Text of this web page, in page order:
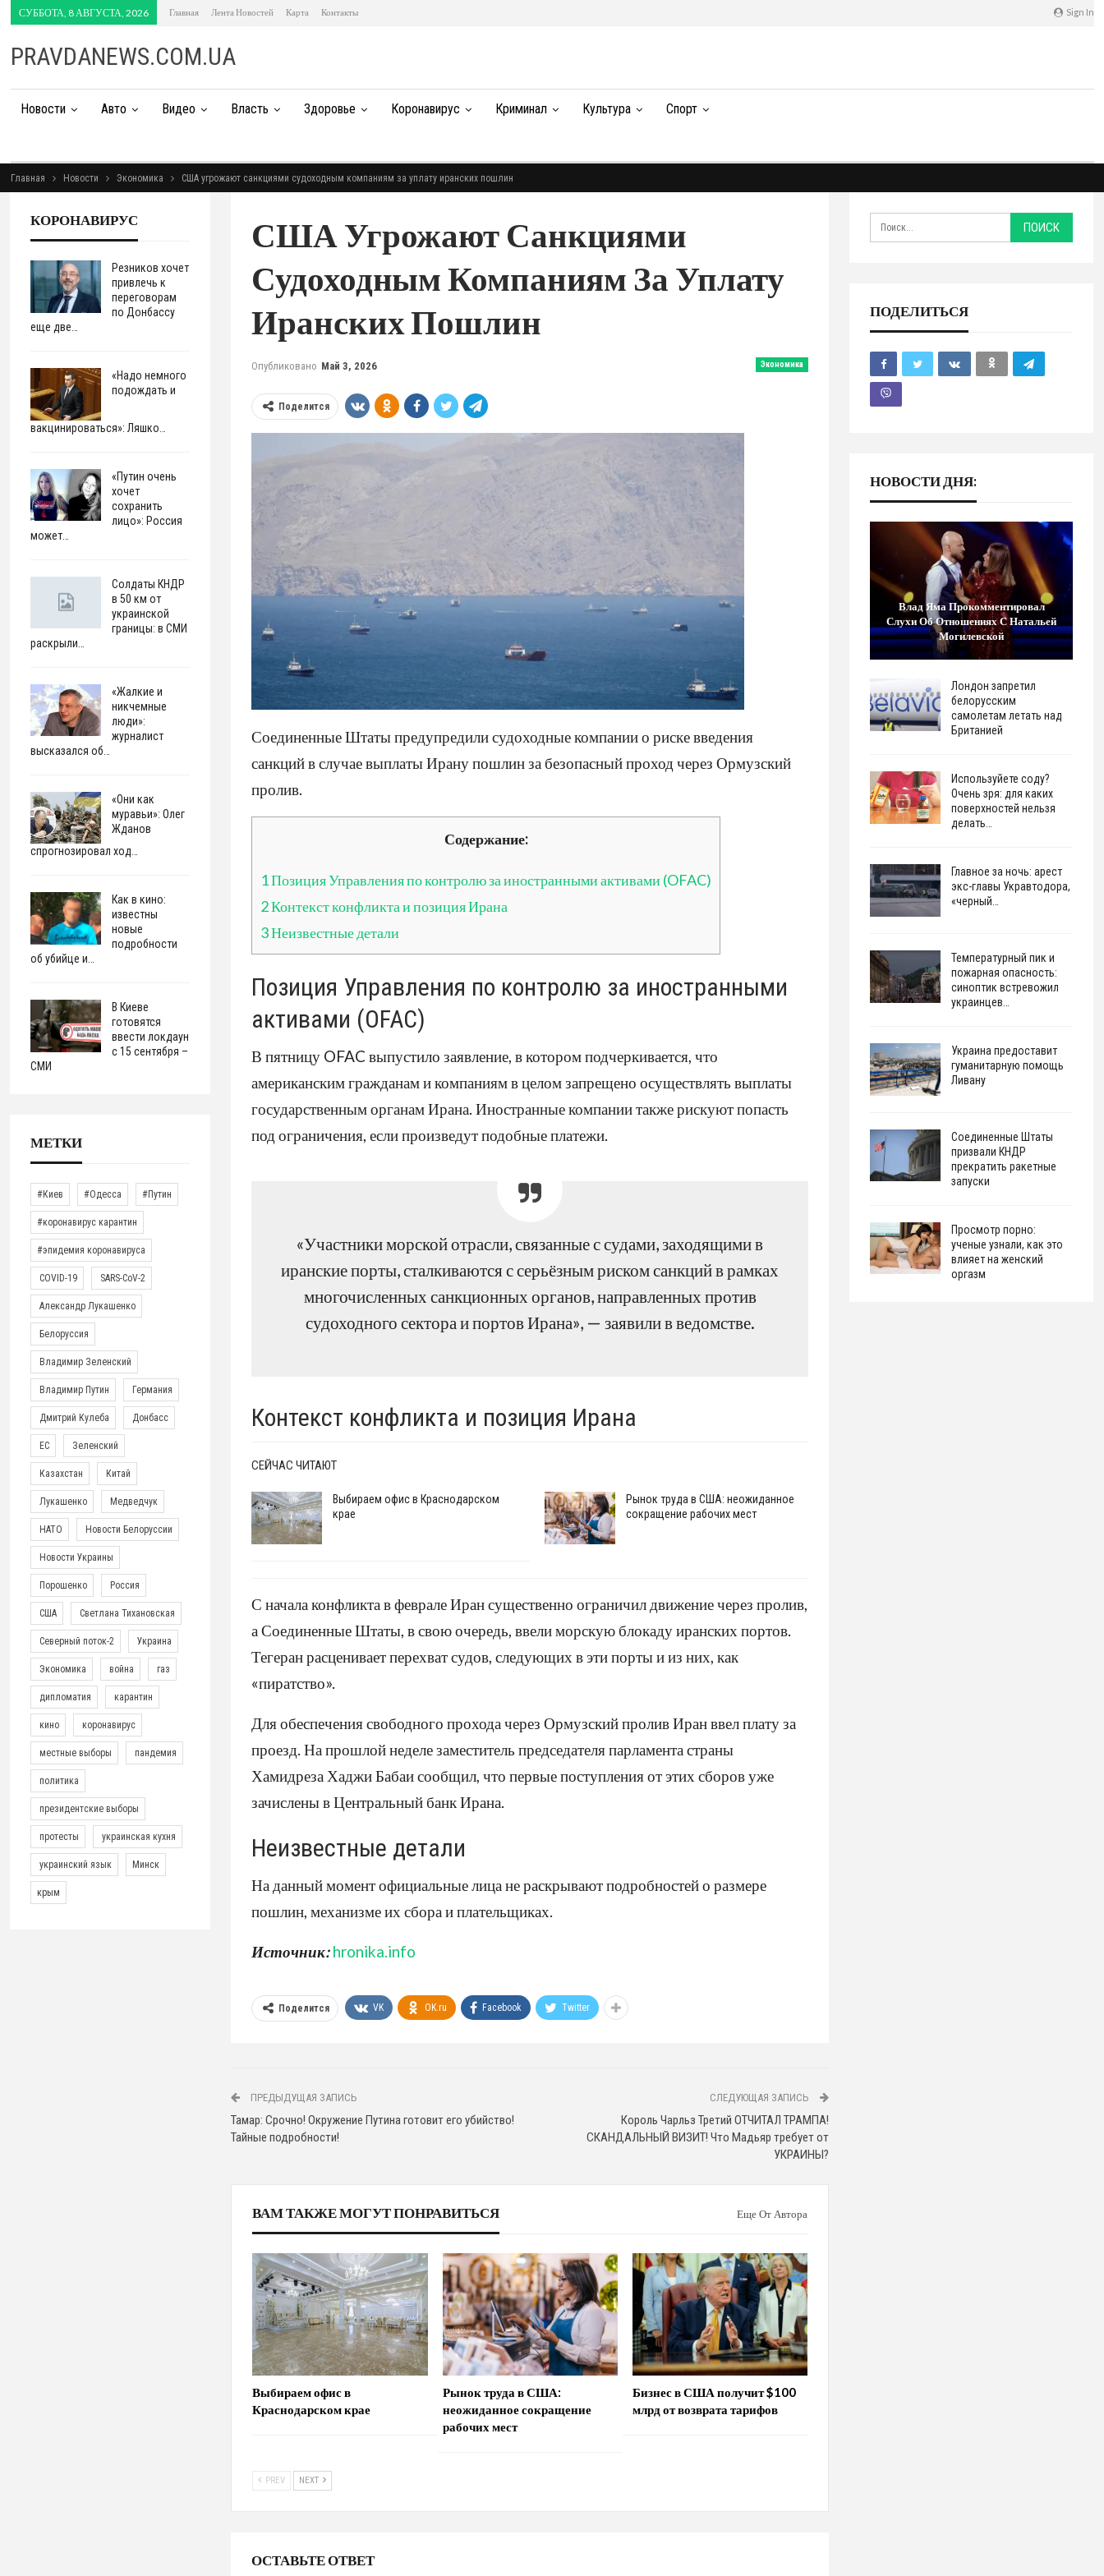
Sign In
СУББОТА, 8 АВГУСТА, 2026 Главная Лента Новостей Карта Контакты
PRAVDANEWS.COM.UA
Новости Авто Видео Власть Здоровье Коронавирус Криминал Культура Спорт
Главная Новости Экономика США угрожают санкциями судоходным компаниям за уплату иранских пошлин
США Угрожают Санкциями
Судоходным Компаниям За Уплату
Иранских Пошлин
Экономика
Опубликовано Май 3, 2026
Поделится
Соединенные Штаты предупредили судоходные компании о риске введения
санкций в случае выплаты Ирану пошлин за безопасный проход через Ормузский
пролив.
Содержание:
1Позиция Управления по контролю за иностранными активами (OFAC)
2Контекст конфликта и позиция Ирана
3Неизвестные детали
Позиция Управления по контролю за иностранными
активами (OFAC)
В пятницу OFAC выпустило заявление, в котором подчеркивается, что
американским гражданам и компаниям в целом запрещено осуществлять выплаты
государственным органам Ирана. Иностранные компании также рискуют попасть
под ограничения, если произведут подобные платежи.
«Участники морской отрасли, связанные с судами, заходящими в
иранские порты, сталкиваются с серьёзным риском санкций в рамках
многочисленных санкционных органов, направленных против
судоходного сектора и портов Ирана», — заявили в ведомстве.
Контекст конфликта и позиция Ирана
СЕЙЧАС ЧИТАЮТ
Выбираем офис в Краснодарском
крае
Рынок труда в США: неожиданное
сокращение рабочих мест
С начала конфликта в феврале Иран существенно ограничил движение через пролив,
а Соединенные Штаты, в свою очередь, ввели морскую блокаду иранских портов.
Тегеран расценивает перехват судов, следующих в эти порты и из них, как
«пиратство».
Для обеспечения свободного прохода через Ормузский пролив Иран ввел плату за
проезд. На прошлой неделе заместитель председателя парламента страны
Хамидреза Хаджи Бабаи сообщил, что первые поступления от этих сборов уже
зачислены в Центральный банк Ирана.
Неизвестные детали
На данный момент официальные лица не раскрывают подробностей о размере
пошлин, механизме их сбора и плательщиках.
Источник: hronika.info
Поделится VK OK.ru Facebook Twitter
ПРЕДЫДУЩАЯ ЗАПИСЬ
Тамар: Срочно! Окружение Путина готовит его убийство!
Тайные подробности!
СЛЕДУЮЩАЯ ЗАПИСЬ
Король Чарльз Третий ОТЧИТАЛ ТРАМПА!
СКАНДАЛЬНЫЙ ВИЗИТ! Что Мадьяр требует от
УКРАИНЫ?
ВАМ ТАКЖЕ МОГУТ ПОНРАВИТЬСЯ Еще От Автора
Выбираем офис в
Краснодарском крае
Рынок труда в США:
неожиданное сокращение
рабочих мест
Бизнес в США получит $100
млрд от возврата тарифов
PREV NEXT
ОСТАВЬТЕ ОТВЕТ
ПОДЕЛИТЬСЯ
НОВОСТИ ДНЯ:
Влад Яма Прокомментировал
Слухи Об Отношениях С Натальей
Могилевской
Лондон запретил
белорусским
самолетам летать над
Британией
Используйете соду?
Очень зря: для каких
поверхностей нельзя
делать…
Главное за ночь: арест
экс-главы Укравтодора,
«черный…
Температурный пик и
пожарная опасность:
синоптик встревожил
украинцев…
Украина предоставит
гуманитарную помощь
Ливану
Соединенные Штаты
призвали КНДР
прекратить ракетные
запуски
Просмотр порно:
ученые узнали, как это
влияет на женский
оргазм
КОРОНАВИРУС
Резников хочет
привлечь к
переговорам
по Донбассу
еще две…
«Надо немного
подождать и
вакцинироваться»: Ляшко…
«Путин очень
хочет
сохранить
лицо»: Россия
может…
Солдаты КНДР
в 50 км от
украинской
границы: в СМИ
раскрыли…
«Жалкие и
никчемные
люди»:
журналист
высказался об…
«Они как
муравьи»: Олег
Жданов
спрогнозировал ход…
Как в кино:
известны
новые
подробности
об убийце и…
В Киеве
готовятся
ввести локдаун
с 15 сентября –
СМИ
МЕТКИ
#Киев #Одесса #Путин
#коронавирус карантин
#эпидемия коронавируса
COVID-19 SARS-CoV-2
Александр Лукашенко
Белоруссия
Владимир Зеленский
Владимир Путин Германия
Дмитрий Кулеба Донбасс
ЕС Зеленский
Казахстан Китай
Лукашенко Медведчук
НАТО Новости Белоруссии
Новости Украины
Порошенко Россия
США Светлана Тихановская
Северный поток-2 Украина
Экономика война газ
дипломатия карантин
кино коронавирус
местные выборы пандемия
политика
президентские выборы
протесты украинская кухня
украинский язык Минск
крым